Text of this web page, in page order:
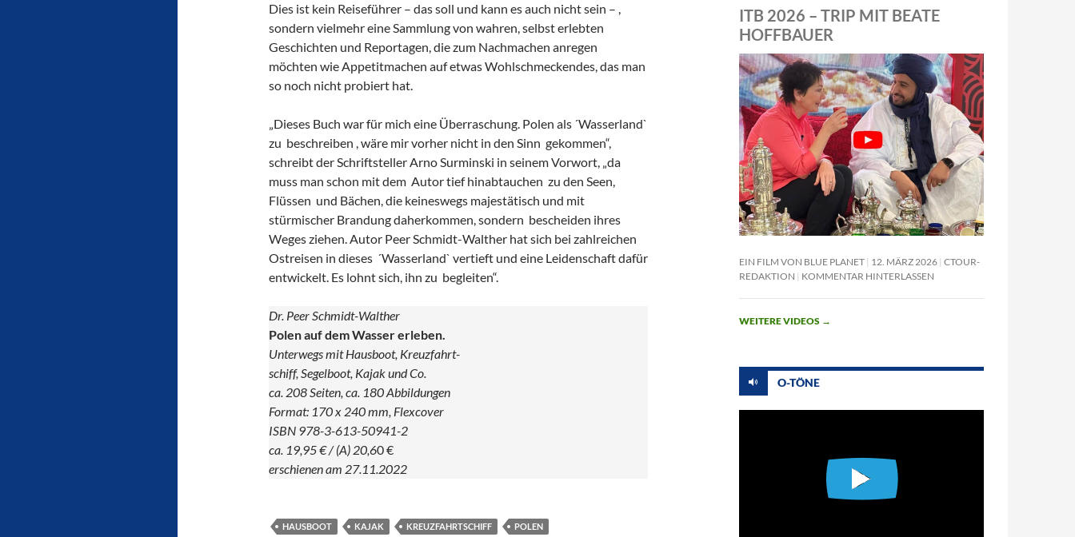
Dies ist kein Reiseführer – das soll und kann es auch nicht sein – ,
sondern vielmehr eine Sammlung von wahren, selbst erlebten
Geschichten und Reportagen, die zum Nachmachen anregen
möchten wie Appetitmachen auf etwas Wohlschmeckendes, das man
so noch nicht probiert hat.
„Dieses Buch war für mich eine Überraschung. Polen als ´Wasserland`
zu beschreiben , wäre mir vorher nicht in den Sinn gekommen“,
schreibt der Schriftsteller Arno Surminski in seinem Vorwort, „da
muss man schon mit dem Autor tief hinabtauchen zu den Seen,
Flüssen und Bächen, die keineswegs majestätisch und mit
stürmischer Brandung daherkommen, sondern bescheiden ihres
Weges ziehen. Autor Peer Schmidt-Walther hat sich bei zahlreichen
Ostreisen in dieses ´Wasserland` vertieft und eine Leidenschaft dafür
entwickelt. Es lohnt sich, ihn zu begleiten“.
Dr. Peer Schmidt-Walther
Polen auf dem Wasser erleben.
Unterwegs mit Hausboot, Kreuzfahrt-
schiff, Segelboot, Kajak und Co.
ca. 208 Seiten, ca. 180 Abbildungen
Format: 170 x 240 mm, Flexcover
ISBN 978-3-613-50941-2
ca. 19,95 € / (A) 20,60 €
erschienen am 27.11.2022
HAUSBOOT KAJAK KREUZFAHRTSCHIFF POLEN
ITB 2026 – TRIP MIT BEATE
HOFFBAUER
EIN FILM VON BLUE PLANET 12. MÄRZ 2026 CTOUR-
REDAKTION
KOMMENTAR HINTERLASSEN
WEITERE VIDEOS →
O-TÖNE